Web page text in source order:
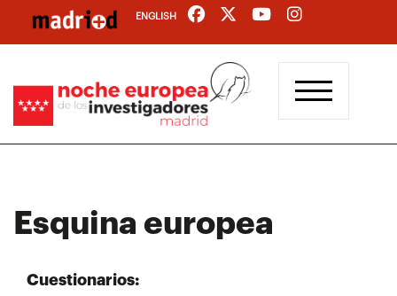
contenido
ENGLISH
Esquina europea
Cuestionarios: